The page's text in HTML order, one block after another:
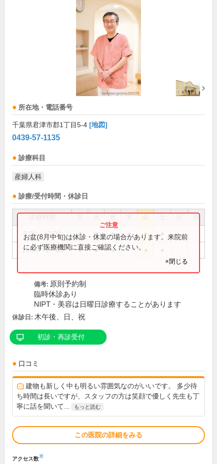
所在地・電話番号
千葉県君津市郡1丁目5-4 [地図]
0439-57-1135
診療科目
産婦人科
診療/受付時間・休診日
祝
9:00～12:00 ● ● ● ● ●
13:30～17:00 ● ● ●
お盆(8月中旬)は休診・休業の場合があります。来院前
に必ず医療機関に直接ご確認ください。
×閉じる
備考: 原則予約制
臨時休診あり
NIPT・美容は日曜日診療することがあります
休診日: 木午後、日、祝
初診・再診受付
口コミ
建物も新しく中も明るい雰囲気なのがいいです。 多少待
ち時間は長いですが、スタッフの方は笑顔で優しく先生も丁
寧に話を聞いて...
もっと読む
この医院の詳細をみる
アクセス数※